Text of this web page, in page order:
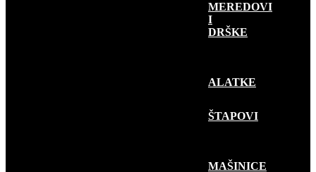
MEREDOVI
I
DRŠKE
ALATKE
ŠTAPOVI
MAŠINICE